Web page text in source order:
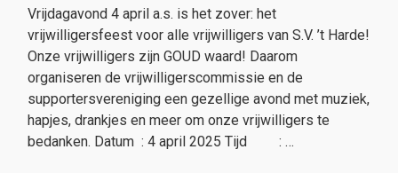
Vrijdagavond 4 april a.s. is het zover: het
vrijwilligersfeest voor alle vrijwilligers van S.V. ’t Harde!
Onze vrijwilligers zijn GOUD waard! Daarom
organiseren de vrijwilligerscommissie en de
supportersvereniging een gezellige avond met muziek,
hapjes, drankjes en meer om onze vrijwilligers te
bedanken. Datum : 4 april 2025 Tijd : …